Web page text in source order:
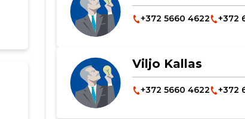
+372 5660 4622 +372
Viljo Kallas
+372 5660 4622 +372